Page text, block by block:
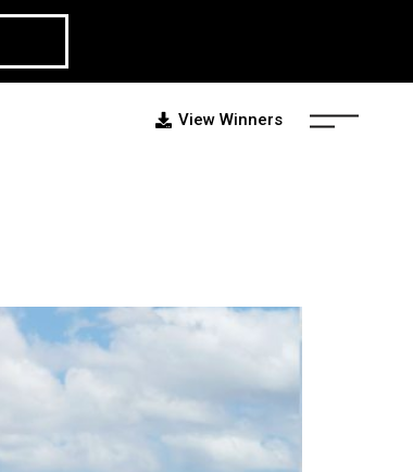
View Winners